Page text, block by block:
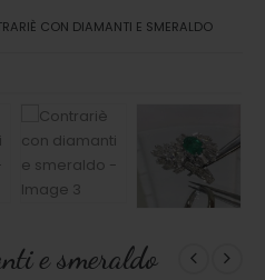
CON DIAMANTI E SMERALDO
e smeraldo